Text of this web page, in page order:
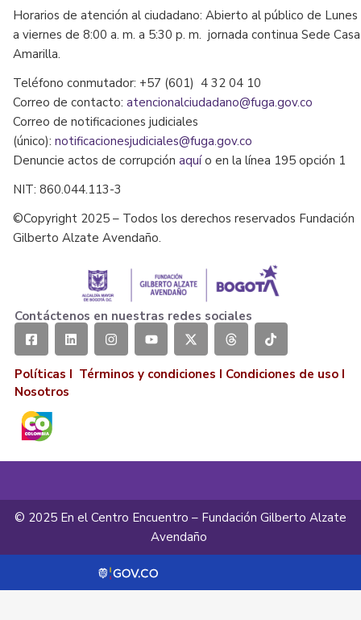
Horarios de atención al ciudadano: Abierto al público de Lunes
a viernes de 8:00 a. m. a 5:30 p. m. jornada continua Sede Casa
Amarilla.
Teléfono conmutador: +57 (601) 4 32 04 10
Correo de contacto: atencionalciudadano@fuga.gov.co
Correo de notificaciones judiciales
(único): notificacionesjudiciales@fuga.gov.co
Denuncie actos de corrupción aquío en la línea 195 opción 1
NIT: 860.044.113-3
©Copyright 2025 – Todos los derechos reservados Fundación
Gilberto Alzate Avendaño.
Contáctenos en nuestras redes sociales
Políticas I Términos y condiciones I Condiciones de uso I
Nosotros
© 2025 En el Centro Encuentro – Fundación Gilberto Alzate
Avendaño